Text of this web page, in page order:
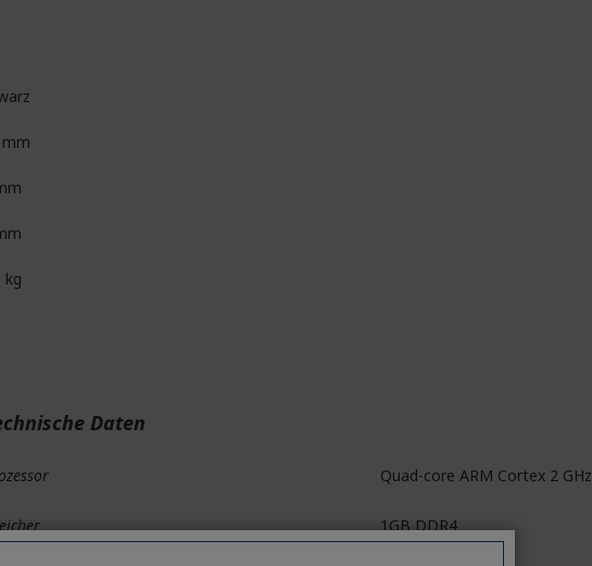
kg
Daten
Quad-core ARM Cortex 2 GHz
1GB DDR4